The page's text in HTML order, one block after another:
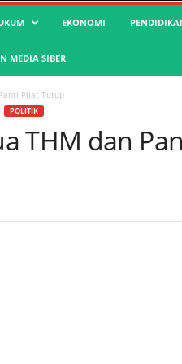
EKONOMI
MEDIA SIBER
Pijat Tutup
POLITIK
THM dan